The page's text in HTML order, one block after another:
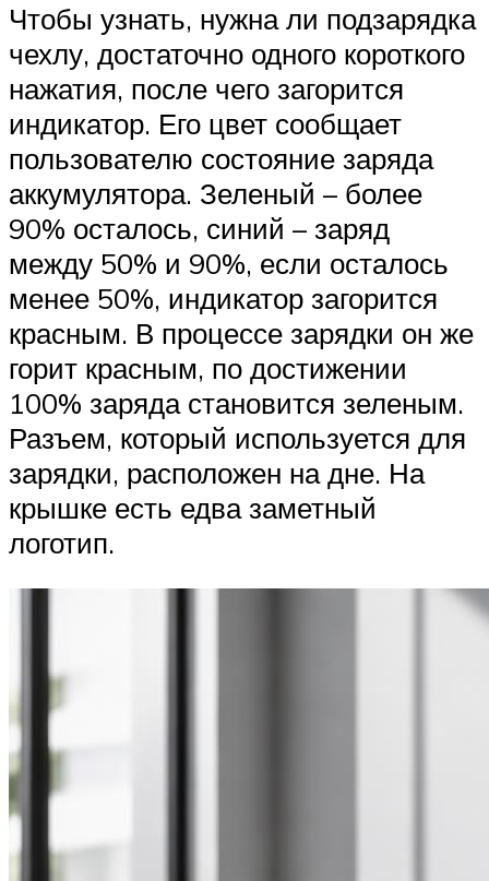
Чтобы узнать, нужна ли подзарядка
чехлу, достаточно одного короткого
нажатия, после чего загорится
индикатор. Его цвет сообщает
пользователю состояние заряда
аккумулятора. Зеленый – более
90% осталось, синий – заряд
между 50% и 90%, если осталось
менее 50%, индикатор загорится
красным. В процессе зарядки он же
горит красным, по достижении
100% заряда становится зеленым.
Разъем, который используется для
зарядки, расположен на дне. На
крышке есть едва заметный
логотип.